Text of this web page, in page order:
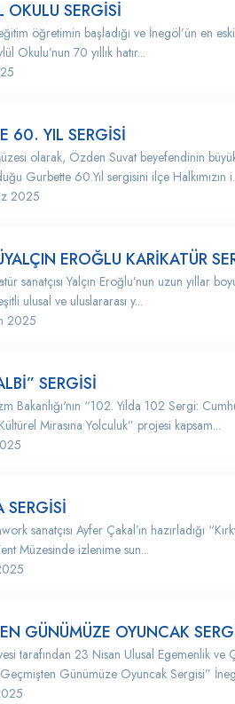
OKULU SERGİSİ
öğretimin başladığı ve İnegöl’ün en
Okulu’nun 70 yıllık hatır...
60. YIL SERGİSİ
olarak, Özden Suvat beyefendinin
Gurbette 60.Yıl sergisini ilçe Halkımızın
2025
EROĞLU KARİKATÜR
sanatçısı Yalçın Eroğlu’nun uzun yıllar
ulusal ve uluslararası y...
2025
SERGİSİ
Bakanlığı'nın “102. Yılda 102 Sergi:
Mirasına Yolculuk” projesi kapsam...
SERGİSİ
sanatçısı Ayfer Çakal’ın hazırladığı
Müzesinde izlenime sun...
GÜNÜMÜZE OYUNCAK
tarafından 23 Nisan Ulusal Egemenlik ve
Günümüze Oyuncak Sergisi”